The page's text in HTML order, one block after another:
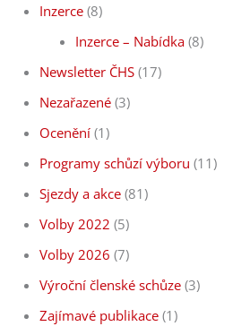
Inzerce (8)
Inzerce – Nabídka(8)
Newsletter ČHS (17)
Nezařazené (3)
Ocenění (1)
Programy schůzí výboru (11)
Sjezdy a akce (81)
Volby 2022 (5)
Volby 2026 (7)
Výroční členské schůze (3)
Zajímavé publikace (1)